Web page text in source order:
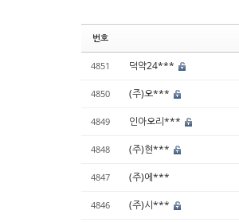
번호
4851 덕약24***
4850 (주)오***
4849 인아오리***
4848 (주)현***
4847 (주)에***
4846 (주)시***